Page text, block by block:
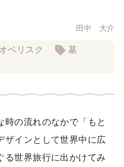
田中 大介
オベリスク
墓
の流れのなかで「もと
ザインとして世界中に広
る世界旅行に出かけてみ